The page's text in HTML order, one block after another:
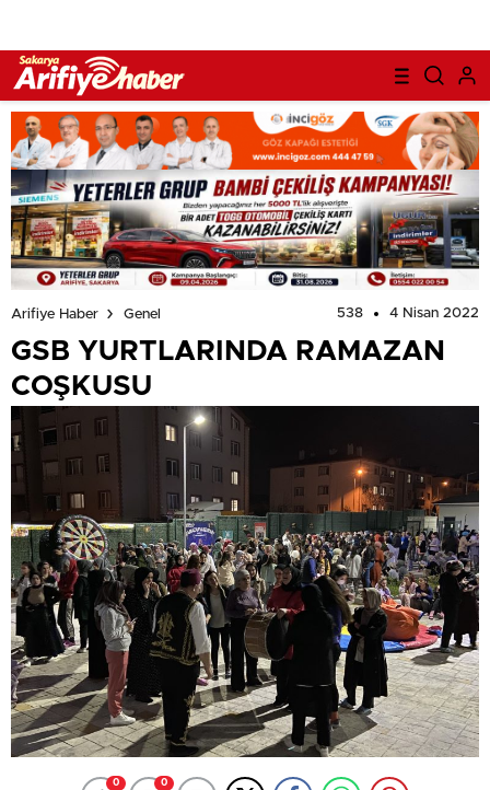
Arifiye Haber Genel 538 4 Nisan 2022
GSB YURTLARINDA RAMAZAN
COŞKUSU
0 0